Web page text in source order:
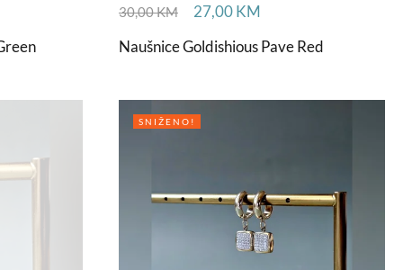
30,00KM 27,00KM
Naušnice Goldishious Pave Red
SNIŽENO!